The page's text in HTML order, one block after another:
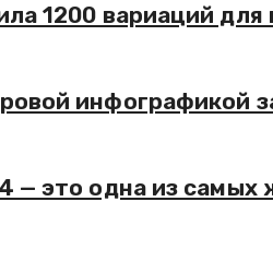
1200 вариаций
инфографикой
— это одна из самых